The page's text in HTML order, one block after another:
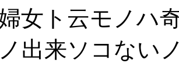
女ト云モノハ
出来ソコない